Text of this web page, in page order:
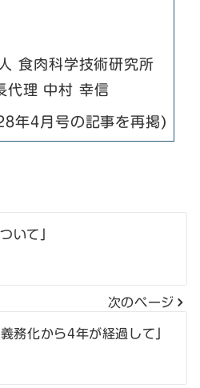
食肉科学技術研究所
代理 中村 幸信
年4月号の記事を再掲)
いて」
次のページ
務化から4年が経過して」